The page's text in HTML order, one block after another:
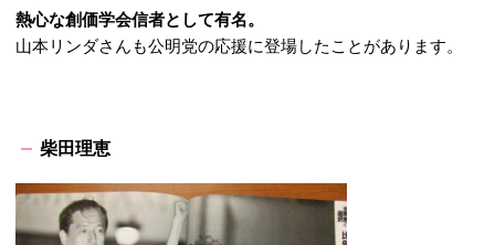
熱心な創価学会信者として有名。
山本リンダさんも公明党の応援に登場したことがあります。
柴田理恵